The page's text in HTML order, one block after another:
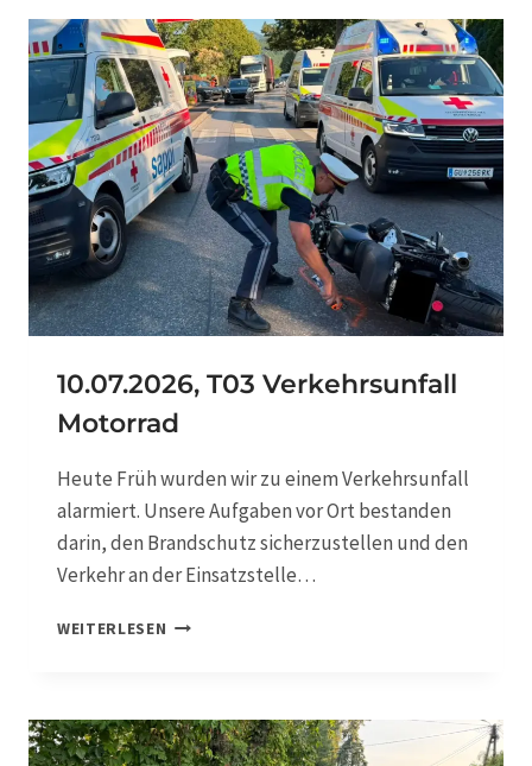
L
U
S
T
L
K
W
7
.
2
0
2
6
,
T
0
3
P
K
W
E
R
G
N
10.07.2026, T03 Verkehrsunfall
Motorrad
Heute Früh wurden wir zu einem Verkehrsunfall
alarmiert. Unsere Aufgaben vor Ort bestanden
darin, den Brandschutz sicherzustellen und den
Verkehr an der Einsatzstelle…
WEITERLESEN 1
7
.